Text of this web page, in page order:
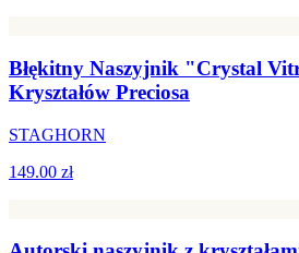
Błękitny Naszyjnik "Crystal
Kryształów Preciosa
STAGHORN
149.00 zł